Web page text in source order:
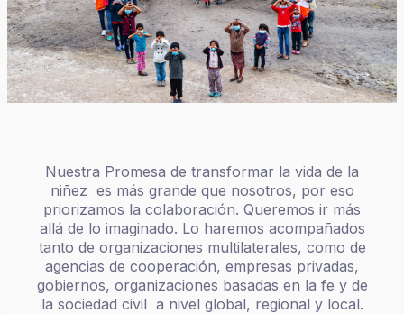
Nuestra Promesa de transformar la vida de la
niñez es más grande que nosotros, por eso
priorizamos la colaboración. Queremos ir más
allá de lo imaginado. Lo haremos acompañados
tanto de organizaciones multilaterales, como de
agencias de cooperación, empresas privadas,
gobiernos, organizaciones basadas en la fe y de
la sociedad civil a nivel global, regional y local.